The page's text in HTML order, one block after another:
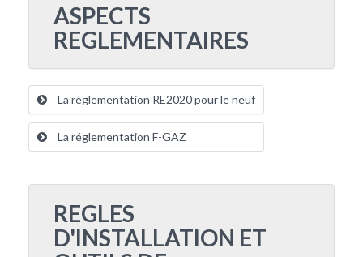
ASPECTS
REGLEMENTAIRES
La réglementation RE2020 pour le neuf
La réglementation F-GAZ
REGLES
D'INSTALLATION ET